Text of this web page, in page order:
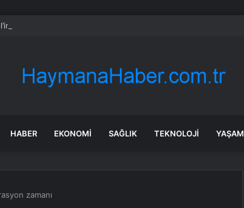
mal varlığı da dosyaya girdi! Kira geliri dudak uçuklattı
HABER EKONOMI SAĞLIK TEKNOLOJI YAŞAM
zamanı